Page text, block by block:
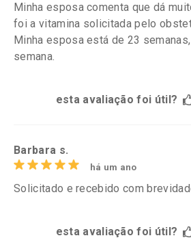
Minha esposa comenta que dá
foi a vitamina solicitada pelo
Minha esposa está de 23
semana.
esta avaliação foi útil?
Barbara s.
há um ano
Solicitado e recebido com
esta avaliação foi útil?